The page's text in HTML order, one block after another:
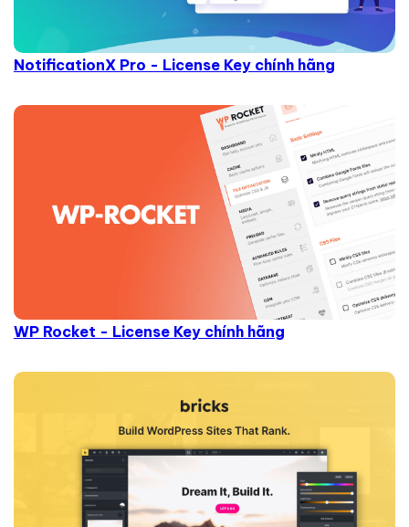
NotificationX Pro - License Key chính hãng
WP Rocket - License Key chính hãng